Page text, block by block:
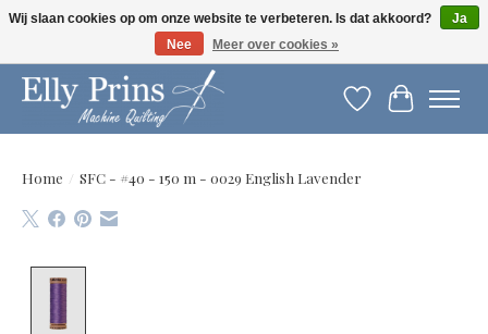
Let op: gewijzigde openingstijden!
Verlanglijst
Home / SFC - #40 - 150 m - 0029 English Lavender
Wij slaan cookies op om onze website te verbeteren. Is dat akkoord?
Ja
Nee
Meer over cookies »